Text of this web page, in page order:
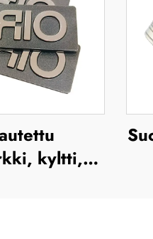
kyltti,